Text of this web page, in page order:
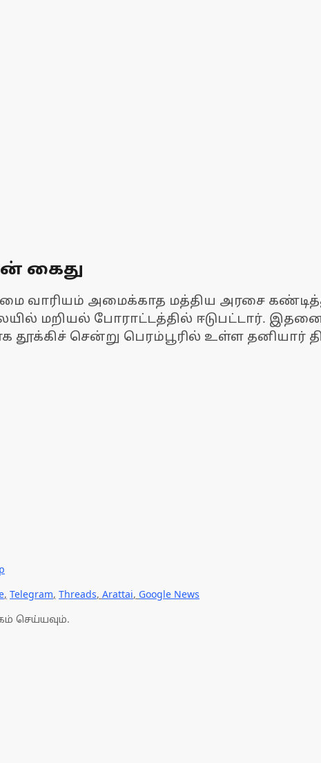
கைது
வாரியம் அமைக்காத மத்திய அரசை
மறியல் போராட்டத்தில் ஈடுபட்டார்.
தூக்கிச் சென்று பெரம்பூரில் உள்ள
, Telegram, Threads, Arattai, Google News
செய்யவும்.